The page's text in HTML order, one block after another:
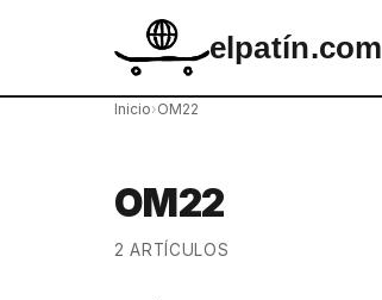
elpatín.com
Inicio›OM22
OM22
2 ARTÍCULOS